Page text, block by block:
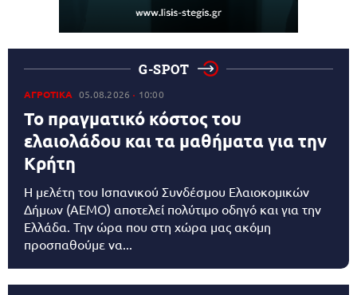
G-SPOT
ΑΓΡΟΤΙΚΑ 05.08.2026 10:00
Το πραγματικό κόστος του
ελαιολάδου και τα μαθήματα για την
Κρήτη
Η μελέτη του Ισπανικού Συνδέσμου Ελαιοκομικών
Δήμων (AEMO) αποτελεί πολύτιμο οδηγό και για την
Ελλάδα. Την ώρα που στη χώρα μας ακόμη
προσπαθούμε να...